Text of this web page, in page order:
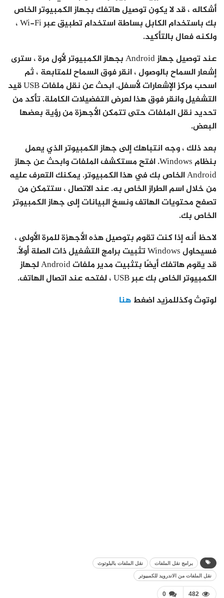
أشكاله ، قد لا يكون توصيل هاتفك بجهاز الكمبيوتر الخاص
بك باستخدام الكابل بساطة استخدام تطبيق عبر Wi-Fi ،
ولكنه فعال بالتأكيد.
عند توصيل جهاز Android بجهاز الكمبيوتر لأول مرة ، سترى
إشعار السماح بالوصول ، انقر فوق السماح للمتابعة ، ثم
اسحب مركز الإشعارات لأسفل. ابحث عن نقل ملفات USB قيد
التشغيل وانقر فوق هذا لعرض التفضيلات الكاملة. تأكد من
تحديد نقل الملفات حتى تتمكن الأجهزة من رؤية بعضها
البعض.
بعد ذلك ، وجه انتباهك إلى جهاز الكمبيوتر الذي يعمل
بنظام Windows. افتح مستكشف الملفات وابحث عن جهاز
Android الخاص بك في هذا الكمبيوتر. يمكنك التعرف عليه
من خلال اسم الطراز الخاص به. عند الاتصال ، ستتمكن من
تصفح محتويات الهاتف ونسخ البيانات إلى جهاز الكمبيوتر
الخاص بك.
لاحظ أنه إذا كنت تقوم بتوصيل هذه الأجهزة للمرة الأولى ،
فسيحاول Windows تثبيت برامج التشغيل ذات الصلة أولاً.
قد يقوم هاتفك أيضًا بتثبيت مدير ملفات Android لجهاز
الكمبيوتر الخاص بك عبر USB ، لفتحه عند اتصال الهاتف.
لوتوث وكذللمزيد اضغط هنا
برامج نقل الملفات
نقل الملفات بالبلوتوث
نقل الملفات من الاندرويد للكمبيوتر
0 482